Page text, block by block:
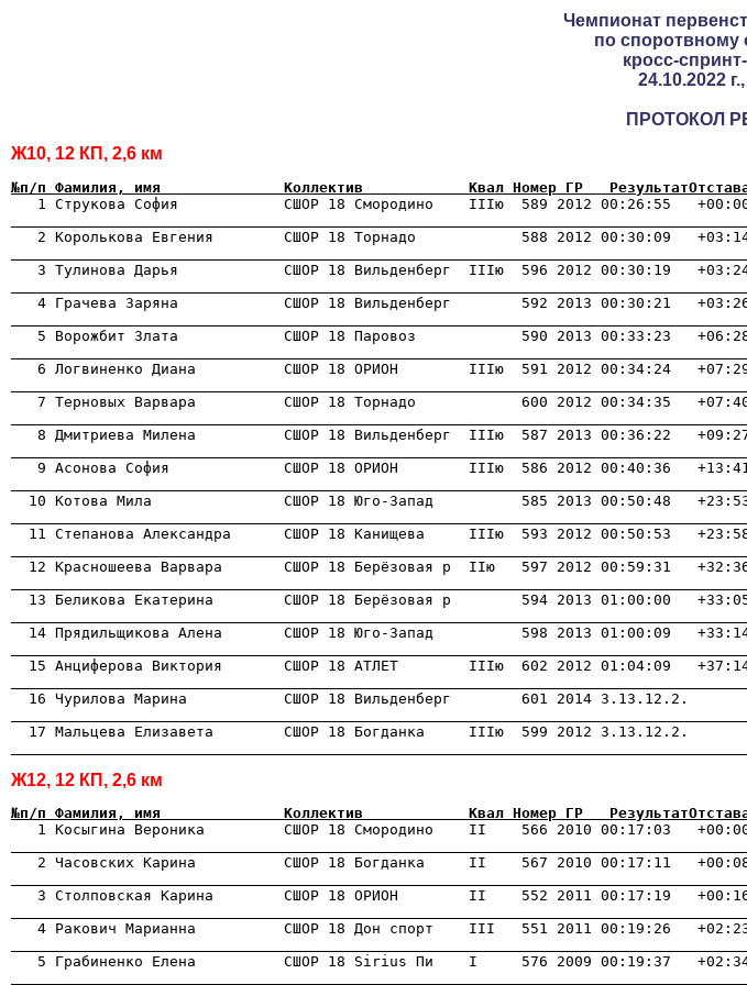
Чемпионат
по споротвному
кросс-
24.10.2022
ПРОТОКОЛ
Ж10, 12 КП, 2,6 км
№п/п Фамилия, имя              Коллектив            Квал Номер ГР
Ж12, 12 КП, 2,6 км
№п/п Фамилия, имя              Коллектив            Квал Номер ГР